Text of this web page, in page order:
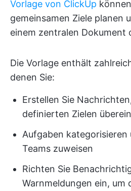
Vorlage von ClickUp
gemeinsamen Ziele planen
einem zentralen Dokument
Die Vorlage enthält
denen Sie:
Erstellen Sie
definierten Zielen
Aufgaben
Teams zuweisen
Richten Sie
Warnmeldungen ein, um